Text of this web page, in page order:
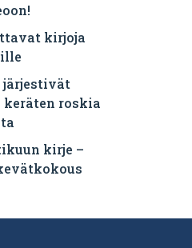
kirjoja
roskia
kirje –